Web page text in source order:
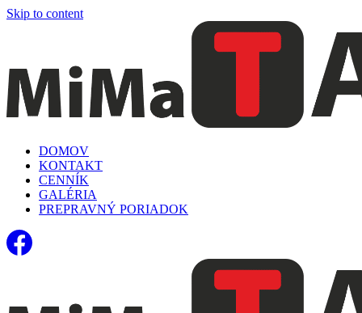
Skip to content
DOMOV
KONTAKT
CENNÍK
GALÉRIA
PREPRAVNÝ PORIADOK